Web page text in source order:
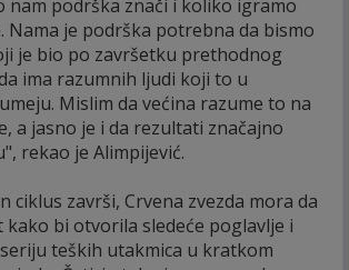
nam podrška znači i koliko igramo
Nama je podrška potrebna da bismo
je bio po završetku prethodnog
ima razumnih ljudi koji to u
Mislim da većina razume to na
a jasno je i da rezultati značajno
rekao je Alimpijević.
ciklus završi, Crvena zvezda mora da
bi otvorila sledeće poglavlje i
teških utakmica u kratkom